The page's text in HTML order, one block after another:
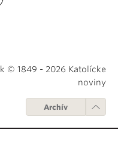
© 1849 - 2026 Katolícke
noviny
Archív